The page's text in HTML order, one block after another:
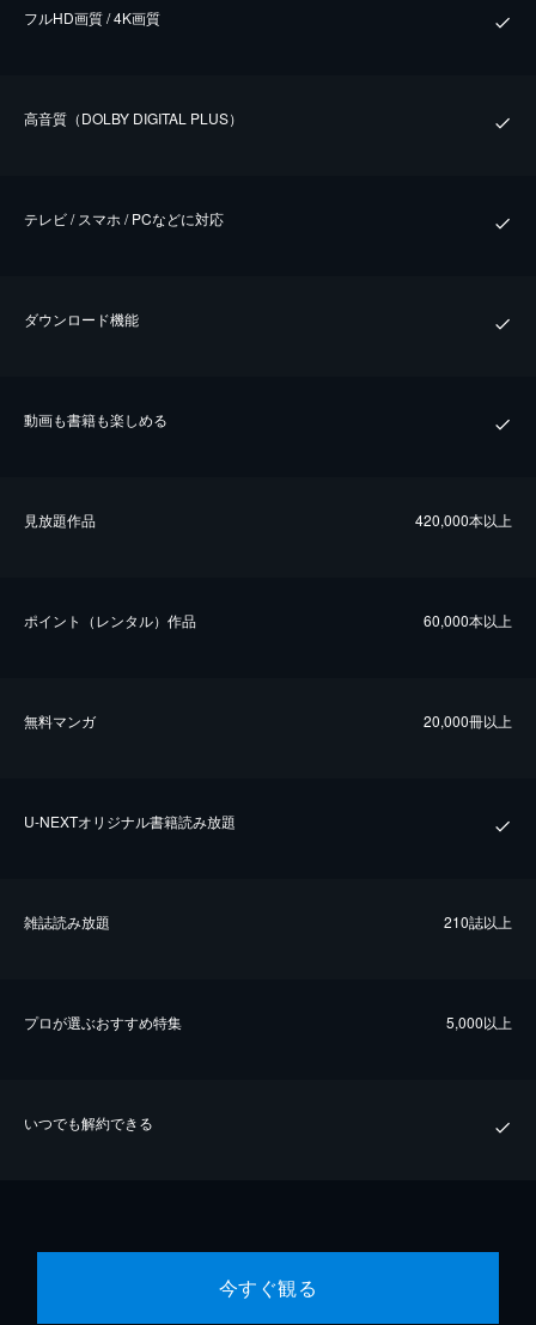
フルHD画質 / 4K画質
⾼⾳質（DOLBY DIGITAL PLUS）
テレビ / スマホ / PCなどに対応
ダウンロード機能
動画も書籍も楽しめる
⾒放題作品 420,000本以上
ポイント（レンタル）作品 60,000本以上
無料マンガ 20,000冊以上
U-NEXTオリジナル書籍読み放題
雑誌読み放題 210誌以上
プロが選ぶおすすめ特集 5,000以上
いつでも解約できる
今すぐ観る